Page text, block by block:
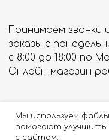
Мы используем
помогают улучшить
с сайтом.